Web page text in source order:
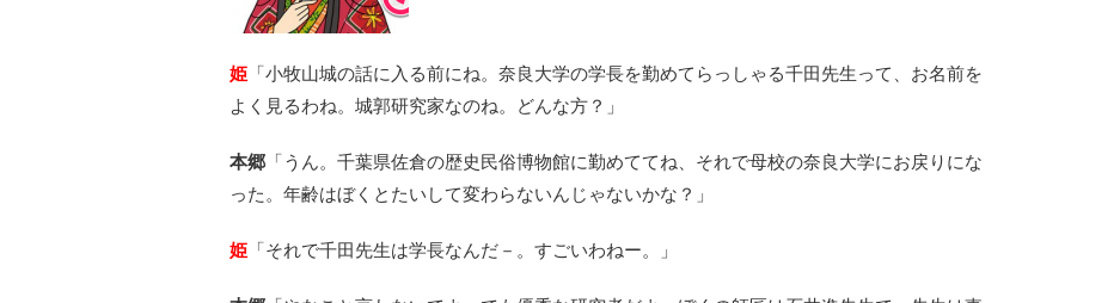
姫 「小牧山城の話に入る前にね。奈良大学の学長を勤めてらっしゃる千田先生って、お名前を
よく見るわね。城郭研究家なのね。どんな方？」
本郷 「うん。千葉県佐倉の歴史民俗博物館に勤めててね、それで母校の奈良大学にお戻りにな
った。年齢はぼくとたいして変わらないんじゃないかな？」
姫 「それで千田先生は学長なんだ－。すごいわねー。」